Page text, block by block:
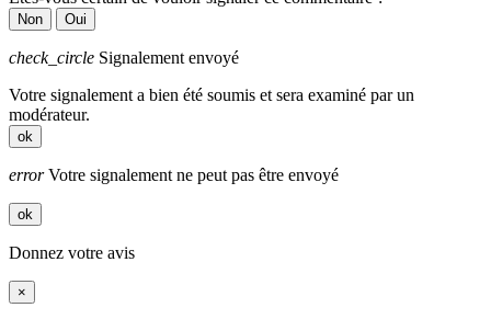
Non Oui
check_circle Signalement envoyé
Votre signalement a bien été soumis et sera examiné par un
modérateur.
ok
errorVotre signalement ne peut pas être envoyé
ok
Donnez votre avis
×